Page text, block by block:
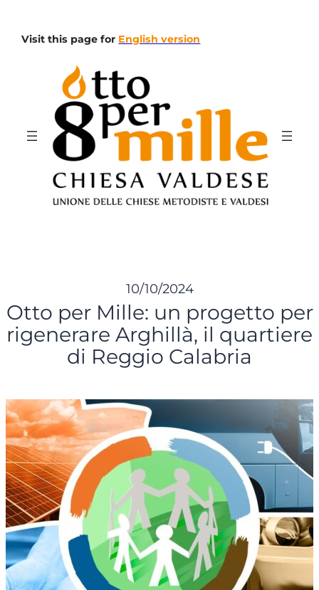
Visit this page for English version
10/10/2024
Otto per Mille: un progetto per
rigenerare Arghillà, il quartiere
di Reggio Calabria